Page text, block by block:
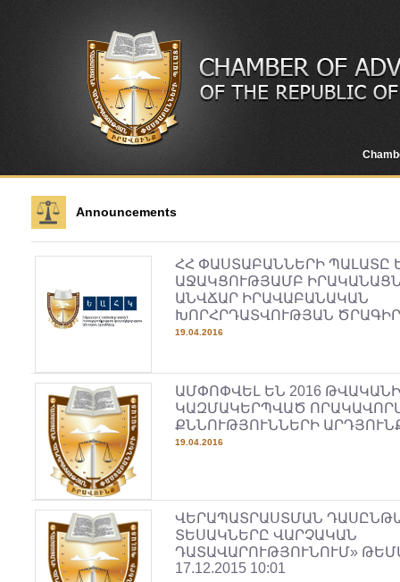
Announcements
ՀՀ ՓԱՍՏԱԲԱՆՆԵՐԻ ՊԱԼԱՏԸ
ԱՋԱԿՑՈՒԹՅԱՄԲ
ԱՆՎՃԱՐ ԻՐԱՎԱԲԱՆԱԿԱՆ
ԽՈՐՀՐԴԱՏՎՈՒԹՅԱՆ ԾՐԱԳԻՐ
19.04.2016
ԱՄՓՈՓՎԵԼ ԵՆ 2016
ԿԱԶՄԱԿԵՐՊՎԱԾ
ՔՆՆՈՒԹՅՈՒՆՆԵՐԻ
19.04.2016
ՎԵՐԱՊԱՏՐԱՍՏՄԱՆ
ՏԵՍԱԿՆԵՐԸ ՎԱՐՉԱԿԱՆ
ԴԱՏԱՎԱՐՈՒԹՅՈՒՆՈՒՄ»
17.12.2015 10:01